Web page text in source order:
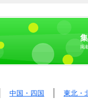
掲
中国・四国 東北・